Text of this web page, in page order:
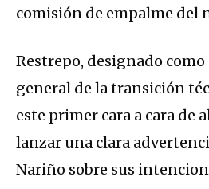
comisión de empalme del
Restrepo, designado
general de la transición
este primer cara a cara de
lanzar una clara
Nariño sobre sus